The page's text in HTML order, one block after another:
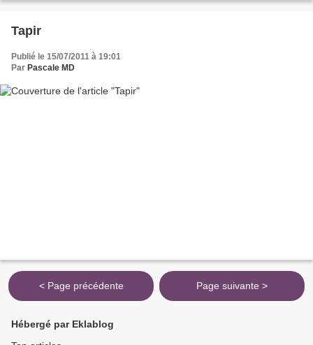
Tapir
Publié le 15/07/2011 à 19:01
Par Pascale MD
< Page précédente Page suivante >
Hébergé par Eklablog